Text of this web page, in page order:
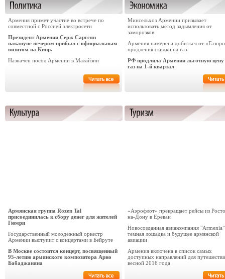
Армения примет участие во встрече по
совместной с Россией электросети
Президент Армении Серж Саргсян
накануне вечером прибыл с официальным
визитом на Кипр.
Назначен посол Армении в Малайзии
Минсельхоз Армении призывает
использовать метод задымления от
заморозков
Армения намерена добиться от
продления скидки на газ
РФ продлила Армении льготную цену
газ на 1-й квартал
Армянская группа Rozen Tal
присоединилась к сбору денег для жителей
Гюмри
Государственный молодежный оркестр
Армении выступит с концертами в Бейруте
В Москве состоится концерт, посвященный
95-летию армянского композитора Арно
Бабаджаняна
«Аэрофлот» прекращает рейсы из
на-Дону в Ереван
Новосозданная авиакомпания
темная лошадка и будущее армянской
авиации
Армения включена в список самых
доступных направлений для
весной 2016 года